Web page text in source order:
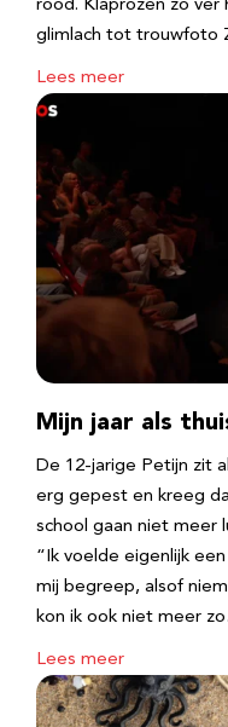
rood. Klaprozen zo ver
glimlach tot trouwfoto
Lees meer
Mijn jaar als
De 12-jarige Petijn zit
erg gepest en kreeg
school gaan niet meer
“Ik voelde eigenlijk
mij begreep, alsof
kon ik ook niet meer
Lees meer